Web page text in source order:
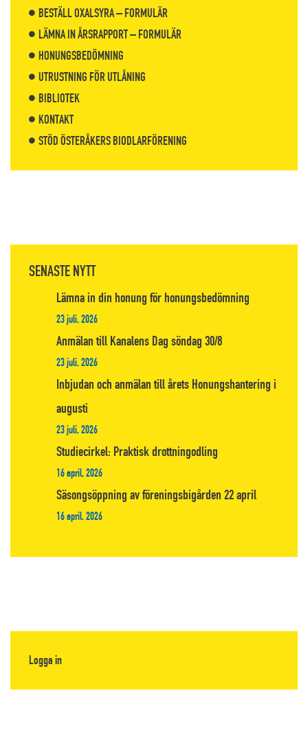
BESTÄLL OXALSYRA – FORMULÄR
LÄMNA IN ÅRSRAPPORT – FORMULÄR
HONUNGSBEDÖMNING
UTRUSTNING FÖR UTLÅNING
BIBLIOTEK
KONTAKT
STÖD ÖSTERÅKERS BIODLARFÖRENING
SENASTE NYTT
Lämna in din honung för honungsbedömning
23 juli, 2026
Anmälan till Kanalens Dag söndag 30/8
23 juli, 2026
Inbjudan och anmälan till årets Honungshantering i
augusti
23 juli, 2026
Studiecirkel: Praktisk drottningodling
16 april, 2026
Säsongsöppning av föreningsbigården 22 april
16 april, 2026
Logga in